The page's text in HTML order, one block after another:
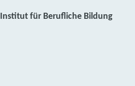
für Berufliche Bildung